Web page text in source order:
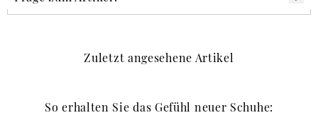
Zuletzt angesehene Artikel
So erhalten Sie das Gefühl neuer Schuhe: